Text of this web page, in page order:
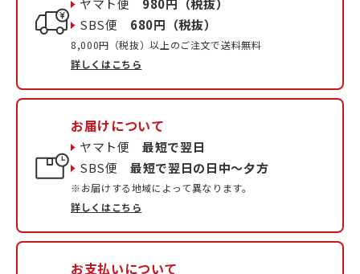
SBS便 680円（税抜）
8,000円（税抜）以上のご注文で送料無料
詳しくはこちら
お届けについて
ヤマト便最短で翌日
SBS便最短で翌日の日中〜夕方
※お届けする地域によって異なります。
詳しくはこちら
お支払いについて